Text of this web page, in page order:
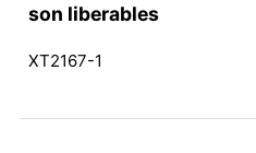
son liberables
XT2167-1